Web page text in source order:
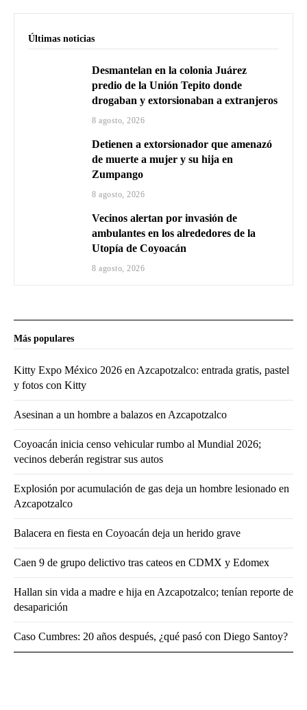
Últimas noticias
Desmantelan en la colonia Juárez
predio de la Unión Tepito donde
drogaban y extorsionaban a extranjeros
8 agosto, 2026
Detienen a extorsionador que amenazó
de muerte a mujer y su hija en
Zumpango
8 agosto, 2026
Vecinos alertan por invasión de
ambulantes en los alrededores de la
Utopía de Coyoacán
8 agosto, 2026
Más populares
Kitty Expo México 2026 en Azcapotzalco: entrada gratis, pastel
y fotos con Kitty
Asesinan a un hombre a balazos en Azcapotzalco
Coyoacán inicia censo vehicular rumbo al Mundial 2026;
vecinos deberán registrar sus autos
Explosión por acumulación de gas deja un hombre lesionado en
Azcapotzalco
Balacera en fiesta en Coyoacán deja un herido grave
Caen 9 de grupo delictivo tras cateos en CDMX y Edomex
Hallan sin vida a madre e hija en Azcapotzalco; tenían reporte de
desaparición
Caso Cumbres: 20 años después, ¿qué pasó con Diego Santoy?